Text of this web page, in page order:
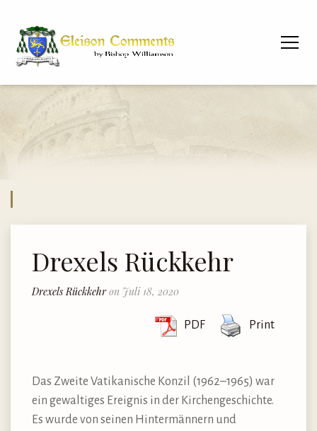
Drexels Rückkehr
Drexels Rückkehron Juli 18, 2020
PDF Print
Das Zweite Vatikanische Konzil (1962–1965) war
ein gewaltiges Ereignis in der Kirchengeschichte.
Es wurde von seinen Hintermännern und